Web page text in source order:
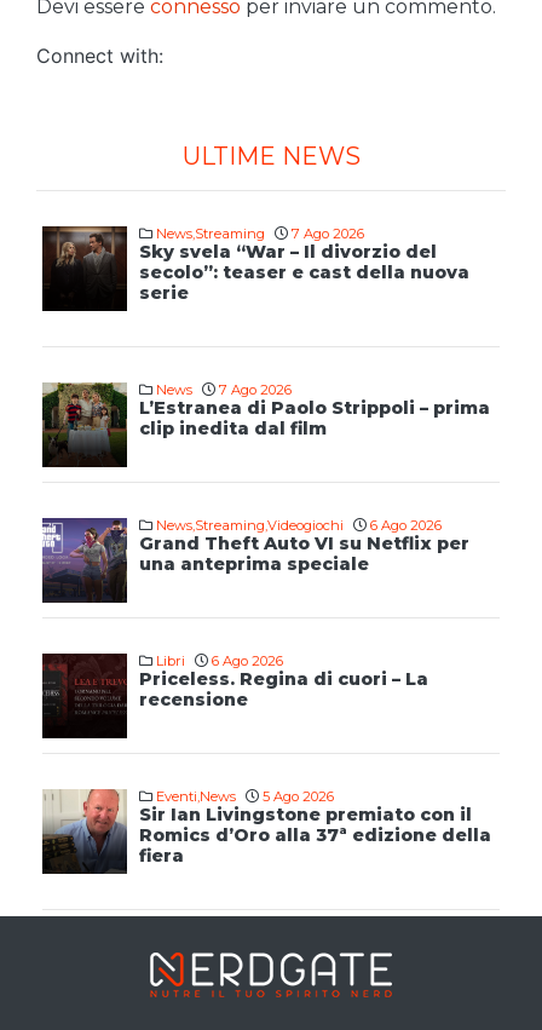
Devi essere connesso per inviare un commento.
Connect with:
ULTIME NEWS
News,Streaming 7 Ago 2026
Sky svela “War – Il divorzio del
secolo”: teaser e cast della nuova
serie
News 7 Ago 2026
L’Estranea di Paolo Strippoli – prima
clip inedita dal film
News,Streaming,Videogiochi 6 Ago 2026
Grand Theft Auto VI su Netflix per
una anteprima speciale
Libri 6 Ago 2026
Priceless. Regina di cuori – La
recensione
Eventi,News 5 Ago 2026
Sir Ian Livingstone premiato con il
Romics d’Oro alla 37ª edizione della
fiera